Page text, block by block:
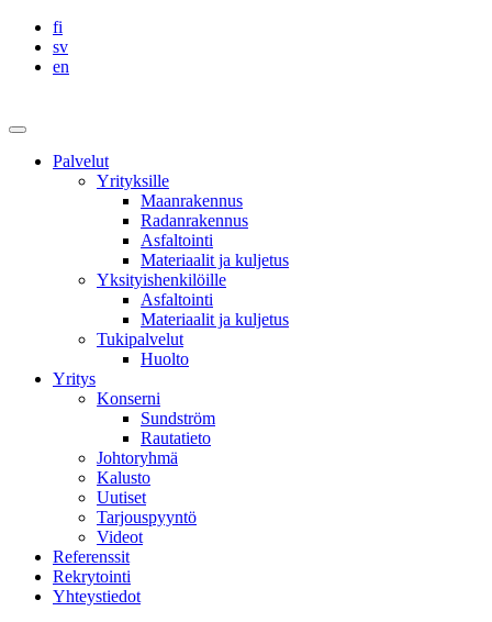
Skip
content
fi
sv
en
Infra
Päävalikko
Palvelut
Yrityksille
Maanrakennus
Radanrakennus
Asfaltointi
Materiaalit ja kuljetus
Yksityishenkilöille
Asfaltointi
Materiaalit ja kuljetus
Tukipalvelut
Huolto
Yritys
Konserni
Sundström
Rautatieto
Johtoryhmä
Kalusto
Uutiset
Tarjouspyyntö
Videot
Referenssit
Rekrytointi
Yhteystiedot